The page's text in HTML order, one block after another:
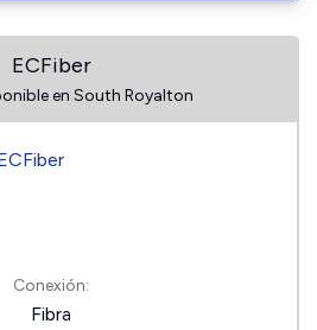
ECFiber
en South Royalton
Conexión:
Fibra